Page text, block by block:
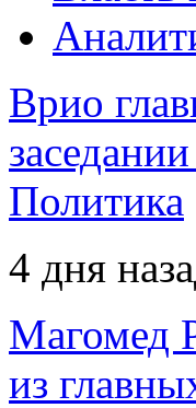
Врио
Политика
4 дня
Магомед
из